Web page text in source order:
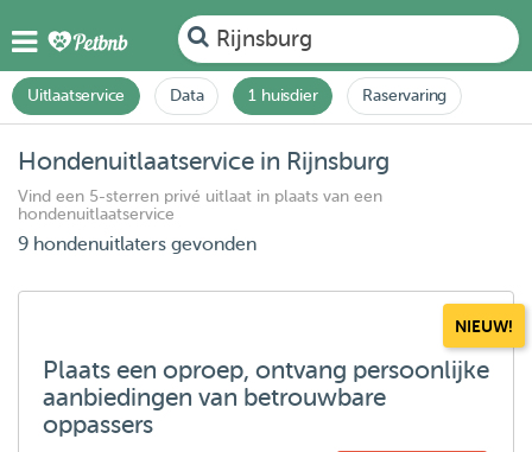
Rijnsburg
Uitlaatservice Data 1 huisdier Raservaring
Hondenuitlaatservice in Rijnsburg
Vind een 5-sterren privé uitlaat in plaats van een
hondenuitlaatservice
9 hondenuitlaters gevonden
NIEUW!
Plaats een oproep, ontvang persoonlijke
aanbiedingen van betrouwbare
oppassers